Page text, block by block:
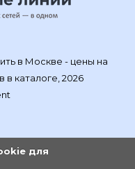
в Москве - цены на
в каталоге, 2026
для